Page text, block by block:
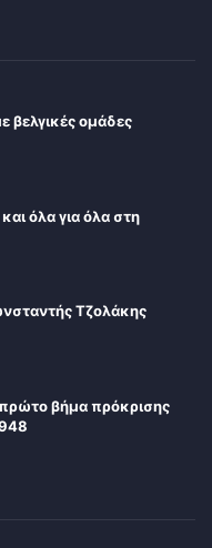
βελγικές ομάδες
όλα για όλα στη
Τζολάκης
βήμα πρόκρισης